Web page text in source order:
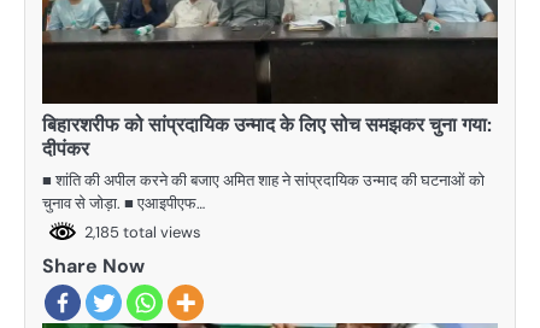
बिहारशरीफ को सांप्रदायिक उन्माद के लिए सोच समझकर चुना गया:
दीपंकर
■ शांति की अपील करने की बजाए अमित शाह ने सांप्रदायिक उन्माद की घटनाओं को
चुनाव से जोड़ा. ■ एआइपीएफ…
2,185 total views
Share Now